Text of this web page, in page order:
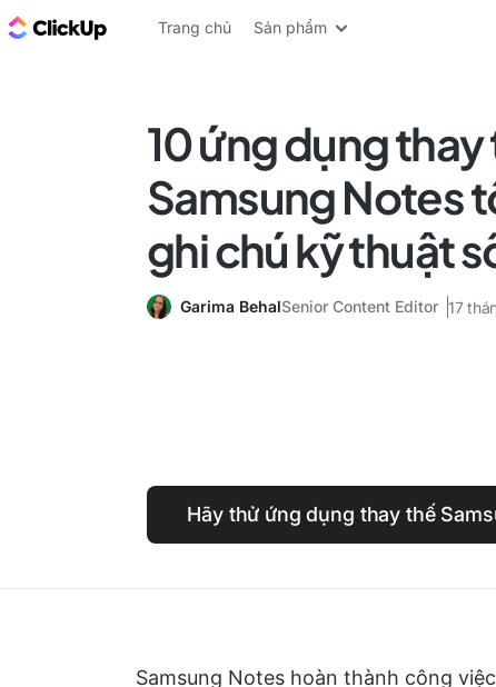
ClickUp Blog
Trang chủ Sản phẩm
10 ứng dụng thay
Samsung Notes
ghi chú kỹ thuật
Garima BehalSenior Content Editor 17
Hãy thử ứng dụng thay thế
Samsung Notes hoàn thành công